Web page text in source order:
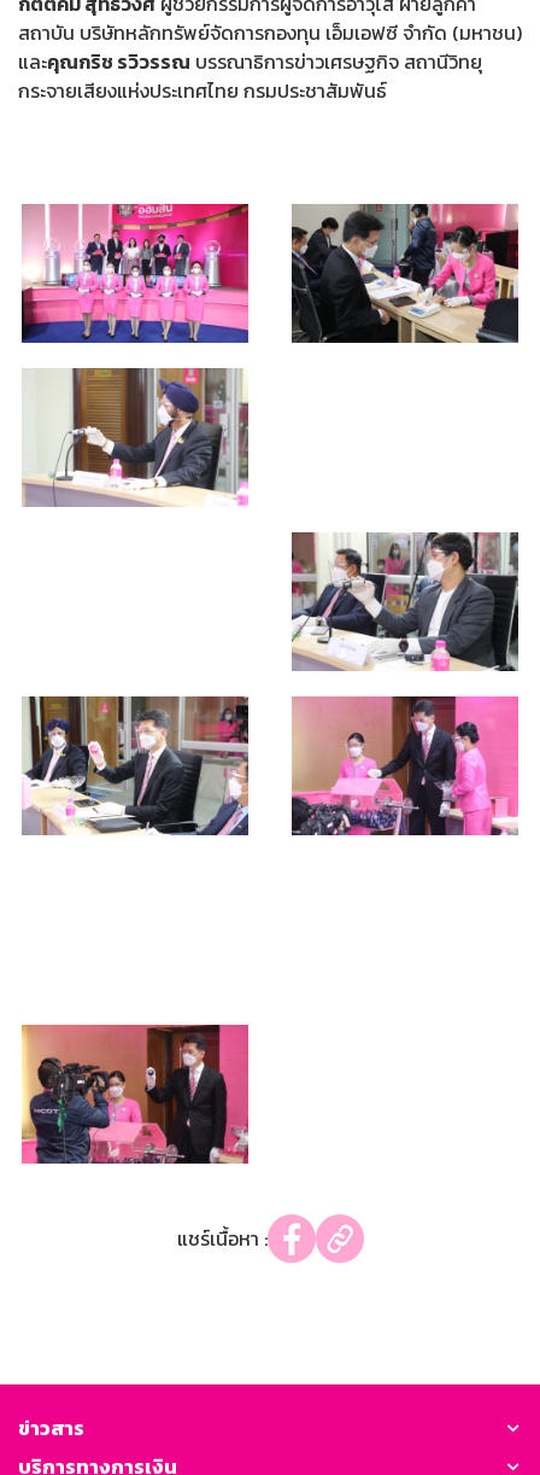
สถาบัน บริษัทหลักทรัพย์จัดการกองทุน เอ็มเอฟซี จำกัด (มหาชน)
และคุณกริช รวิวรรณ บรรณาธิการข่าวเศรษฐกิจ สถานีวิทยุ
กระจายเสียงแห่งประเทศไทย กรมประชาสัมพันธ์
แชร์เนื้อหา :
ข่าวสาร
บริการทางการเงิน